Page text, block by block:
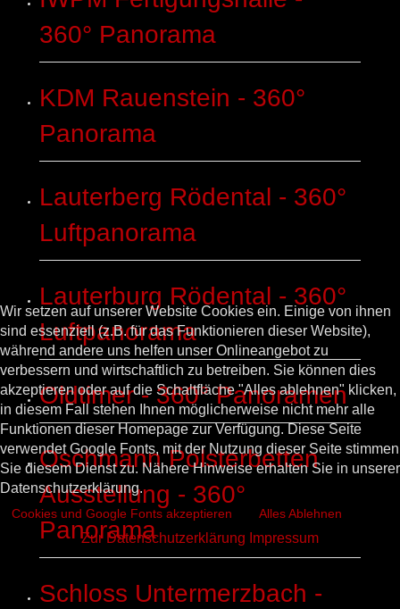
360° Panorama
KDM Rauenstein - 360°
Panorama
Lauterberg Rödental - 360°
Luftpanorama
Lauterburg Rödental - 360°
Luftpanorama
Oldtimer - 360° Panoramen
Oschmann Polsterbetten
Ausstellung - 360°
Panorama
Schloss Untermerzbach -
Wir setzen auf unserer Website Cookies ein. Einige von ihnen
sind essenziell (z.B. für das Funktionieren dieser Website),
während andere uns helfen unser Onlineangebot zu
verbessern und wirtschaftlich zu betreiben. Sie können dies
akzeptieren oder auf die Schaltfläche "Alles ablehnen" klicken,
in diesem Fall stehen Ihnen möglicherweise nicht mehr alle
Funktionen dieser Homepage zur Verfügung. Diese Seite
verwendet Google Fonts, mit der Nutzung dieser Seite stimmen
Sie diesem Dienst zu. Nähere Hinweise erhalten Sie in unserer
Datenschutzerklärung.
Cookies und Google Fonts akzeptieren Alles Ablehnen
Zur Datenschutzerklärung Impressum